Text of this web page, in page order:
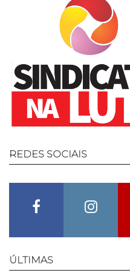
REDES SOCIAIS
Instagram
ÚLTIMAS